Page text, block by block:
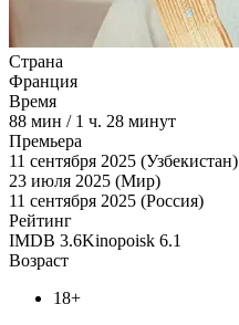
Страна
Франция
Время
88 мин / 1 ч. 28 минут
Премьера
11 сентября 2025 (Узбекистан)
23 июля 2025 (Мир)
11 сентября 2025 (Россия)
Рейтинг
IMDB 3.6Kinopoisk 6.1
Возраст
18+